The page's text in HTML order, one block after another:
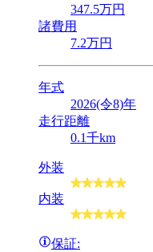
347.5万円
諸費用
7.2万円
年式
2026(令8)年
走行距離
0.1千km
外装
内装
保証: